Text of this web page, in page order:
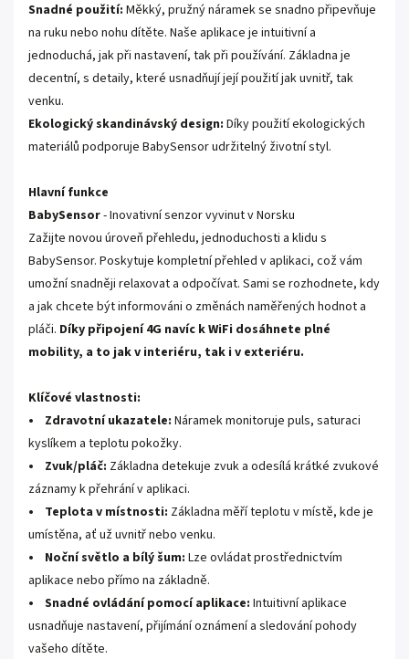
Snadné použití: Měkký, pružný náramek se snadno připevňuje
na ruku nebo nohu dítěte. Naše aplikace je intuitivní a
jednoduchá, jak při nastavení, tak při používání. Základna je
decentní, s detaily, které usnadňují její použití jak uvnitř, tak
venku.
Ekologický skandinávský design: Díky použití ekologických
materiálů podporuje BabySensor udržitelný životní styl.
Hlavní funkce
BabySensor- Inovativní senzor vyvinut v Norsku
Zažijte novou úroveň přehledu, jednoduchosti a klidu s
BabySensor. Poskytuje kompletní přehled v aplikaci, což vám
umožní snadněji relaxovat a odpočívat. Sami se rozhodnete, kdy
a jak chcete být informováni o změnách naměřených hodnot a
pláči. Díky připojení 4G navíc k WiFi dosáhnete plné
mobility, a to jak v interiéru, tak i v exteriéru.
Klíčové vlastnosti:
• Zdravotní ukazatele: Náramek monitoruje puls, saturaci
kyslíkem a teplotu pokožky.
• Zvuk/pláč: Základna detekuje zvuk a odesílá krátké zvukové
záznamy k přehrání v aplikaci.
• Teplota v místnosti: Základna měří teplotu v místě, kde je
umístěna, ať už uvnitř nebo venku.
• Noční světlo a bílý šum: Lze ovládat prostřednictvím
aplikace nebo přímo na základně.
• Snadné ovládání pomocí aplikace: Intuitivní aplikace
usnadňuje nastavení, přijímání oznámení a sledování pohody
vašeho dítěte.